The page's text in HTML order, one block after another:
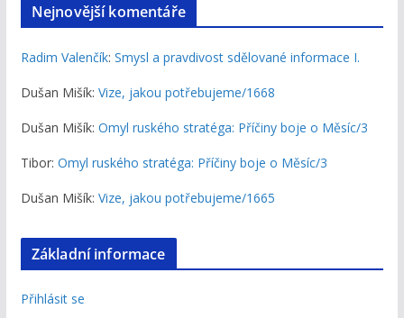
Nejnovější komentáře
Radim Valenčík: Smysl a pravdivost sdělované informace I.
Dušan Mišík: Vize, jakou potřebujeme/1668
Dušan Mišík: Omyl ruského stratéga: Příčiny boje o Měsíc/3
Tibor: Omyl ruského stratéga: Příčiny boje o Měsíc/3
Dušan Mišík: Vize, jakou potřebujeme/1665
Základní informace
Přihlásit se